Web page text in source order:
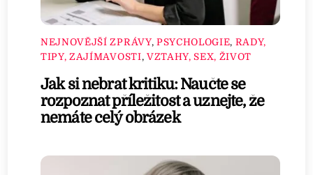
NEJNOVĚJŠÍ ZPRÁVY, PSYCHOLOGIE, RADY,
TIPY, ZAJÍMAVOSTI, VZTAHY, SEX, ŽIVOT
Jak si nebrat kritiku: Naučte se
rozpoznat příležitost a uznejte, že
nemáte celý obrázek